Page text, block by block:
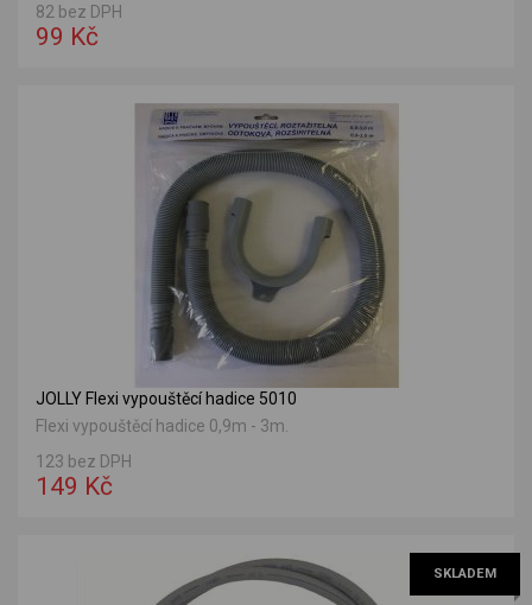
82 bez DPH
99 Kč
JOLLY Flexi vypouštěcí hadice 5010
Flexi vypouštěcí hadice 0,9m - 3m.
123 bez DPH
149 Kč
SKLADEM